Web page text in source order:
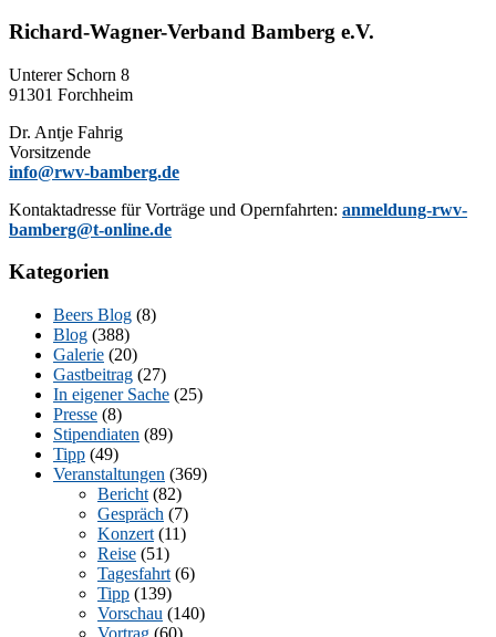
Richard-Wagner-Verband Bamberg e.V.
Un­te­rer Schorn 8
91301 Forchheim
Dr. Ant­je Fahrig
Vorsitzende
info@rwv-bamberg.de
Kon­takt­adres­se für Vor­trä­ge und Opern­fahr­ten: anmeldung-rwv-
bamberg@t-online.de
Kategorien
Beers Blog (8)
Blog (388)
Galerie (20)
Gastbeitrag (27)
In eigener Sache (25)
Presse (8)
Stipendiaten (89)
Tipp (49)
Veranstaltungen (369)
Bericht (82)
Gespräch (7)
Konzert (11)
Reise (51)
Tagesfahrt (6)
Tipp (139)
Vorschau (140)